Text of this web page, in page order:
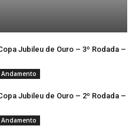
Jubileu de Ouro – 3º Rodada –
Jubileu de Ouro – 2º Rodada –